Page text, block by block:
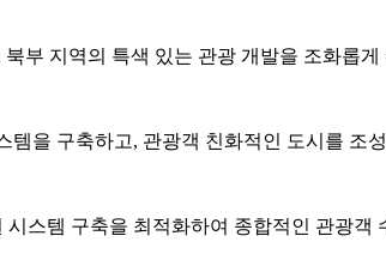
부 지역의 특색 있는 관광 개발을 조화롭게
템을 구축하고, 관광객 친화적인 도시를 조
스템 구축을 최적화하여 종합적인 관광객